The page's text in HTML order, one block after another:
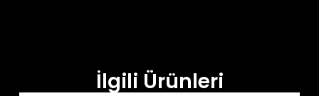
İlgili Ürünleri